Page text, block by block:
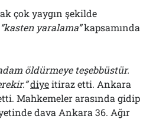
çok yaygın şekilde
“kasten yaralama”kapsamında
öldürmeye teşebbüstür.
diyeitiraz etti. Ankara
Mahkemeler arasında gidip
dava Ankara 36. Ağır